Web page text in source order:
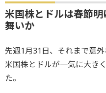
米国株とドルは春節
舞いか
先週1月31日、それまで意
米国株とドルが一気に大き
た。